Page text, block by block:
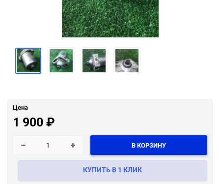
Цена
1 900₽
В КОРЗИНУ
КУПИТЬ В 1 КЛИК